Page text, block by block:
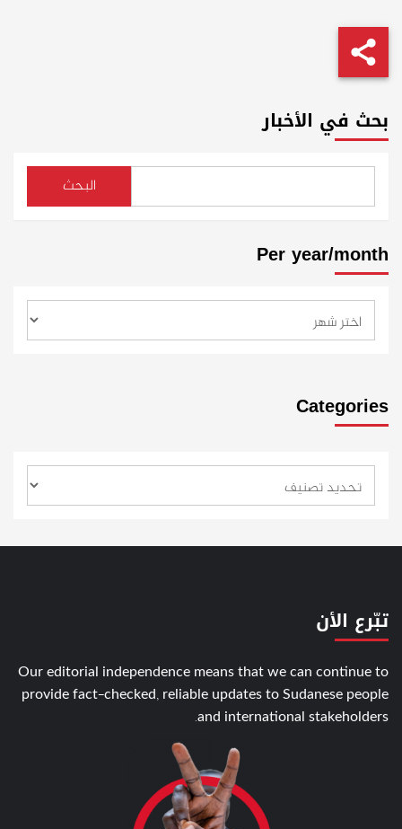
بحث في الأخبار
البحث
Per year/month
Categories
تبّرع الأن
Our editorial independence means that we can continue to
provide fact-checked, reliable updates to Sudanese people
and international stakeholders.